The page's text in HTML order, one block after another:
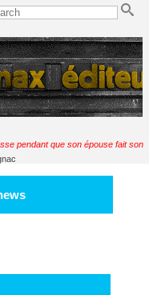
pendant que son épouse fait son